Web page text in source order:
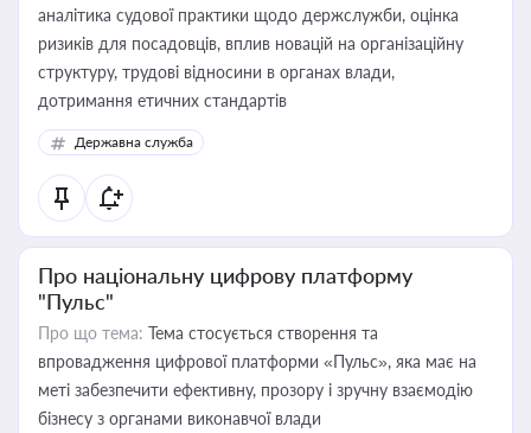
аналітика судової практики щодо держслужби, оцінка
ризиків для посадовців, вплив новацій на організаційну
структуру, трудові відносини в органах влади,
дотримання етичних стандартів
Державна служба
Про національну цифрову платформу
"Пульс"
Про що тема: Тема стосується створення та
впровадження цифрової платформи «Пульс», яка має на
меті забезпечити ефективну, прозору і зручну взаємодію
бізнесу з органами виконавчої влади